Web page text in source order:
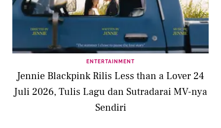
ENTERTAINMENT
Jennie Blackpink Rilis Less than a Lover 24
Juli 2026, Tulis Lagu dan Sutradarai MV-nya
Sendiri